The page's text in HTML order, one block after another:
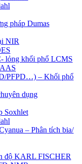
pháp Dumas
NIR
lỏng khối phổ LCMS
PFPD…) – Khối phổ
dụng
Soxhlet
– Phân tích bia/
độ KARL FISCHER